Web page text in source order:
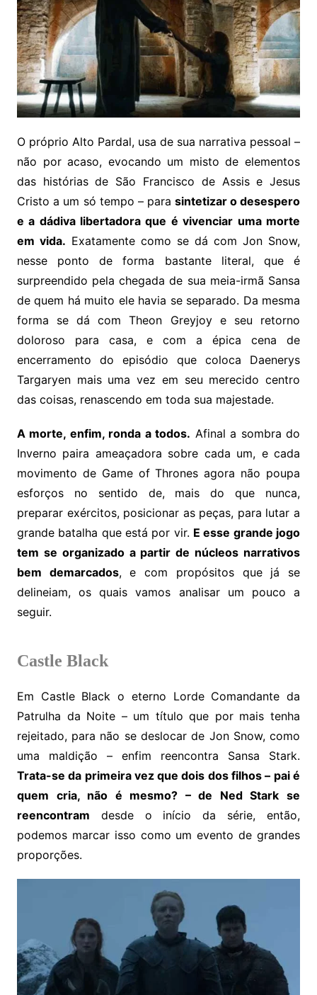
O próprio Alto Pardal, usa de sua narrativa pessoal –
não por acaso, evocando um misto de elementos
das histórias de São Francisco de Assis e Jesus
Cristo a um só tempo – para sintetizar o desespero
e a dádiva libertadora que é vivenciar uma morte
em vida. Exatamente como se dá com Jon Snow,
nesse ponto de forma bastante literal, que é
surpreendido pela chegada de sua meia-irmã Sansa
de quem há muito ele havia se separado. Da mesma
forma se dá com Theon Greyjoy e seu retorno
doloroso para casa, e com a épica cena de
encerramento do episódio que coloca Daenerys
Targaryen mais uma vez em seu merecido centro
das coisas, renascendo em toda sua majestade.
A morte, enfim, ronda a todos. Afinal a sombra do
Inverno paira ameaçadora sobre cada um, e cada
movimento de Game of Thrones agora não poupa
esforços no sentido de, mais do que nunca,
preparar exércitos, posicionar as peças, para lutar a
grande batalha que está por vir. E esse grande jogo
tem se organizado a partir de núcleos narrativos
bem demarcados, e com propósitos que já se
delineiam, os quais vamos analisar um pouco a
seguir.
Castle Black
Em Castle Black o eterno Lorde Comandante da
Patrulha da Noite – um título que por mais tenha
rejeitado, para não se deslocar de Jon Snow, como
uma maldição – enfim reencontra Sansa Stark.
Trata-se da primeira vez que dois dos filhos – pai é
quem cria, não é mesmo? – de Ned Stark se
reencontram desde o início da série, então,
podemos marcar isso como um evento de grandes
proporções.